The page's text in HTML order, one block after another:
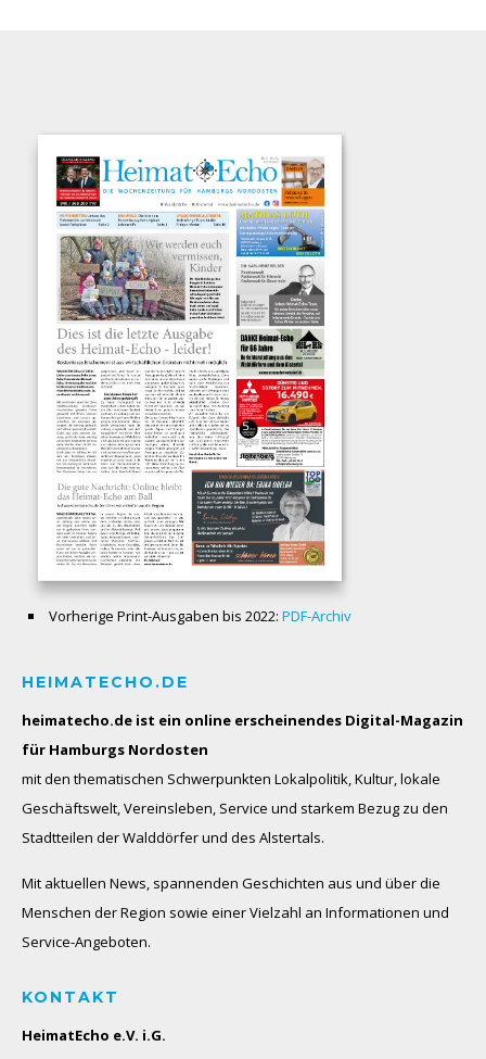
Vorherige Print-Ausgaben bis 2022: PDF-Archiv
HEIMATECHO.DE
heimatecho.de ist ein online erscheinendes Digital-Magazin
für Hamburgs Nordosten
mit den thematischen Schwerpunkten Lokalpolitik, Kultur, lokale
Geschäftswelt, Vereinsleben, Service und starkem Bezug zu den
Stadtteilen der Walddörfer und des Alstertals.
Mit aktuellen News, spannenden Geschichten aus und über die
Menschen der Region sowie einer Vielzahl an Informationen und
Service-Angeboten.
KONTAKT
HeimatEcho e.V. i.G.